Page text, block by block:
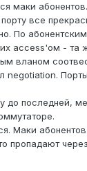
маки абонентов.
все
По
access'ом - та
вланом
negotiation.
до последней,
Маки
пропадают